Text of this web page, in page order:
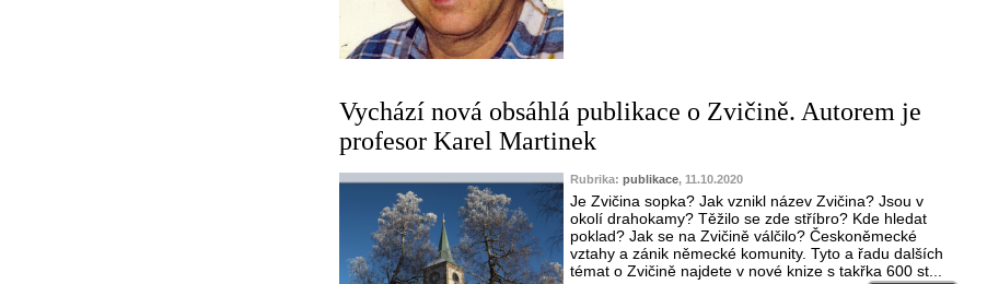
Vychází nová obsáhlá publikace o Zvičině. Autorem je
profesor Karel Martinek
Rubrika: publikace, 11.10.2020
Je Zvičina sopka? Jak vznikl název Zvičina? Jsou v
okolí drahokamy? Těžilo se zde stříbro? Kde hledat
poklad? Jak se na Zvičině válčilo? Českoněmecké
vztahy a zánik německé komunity. Tyto a řadu dalších
témat o Zvičině najdete v nové knize s takřka 600 st...